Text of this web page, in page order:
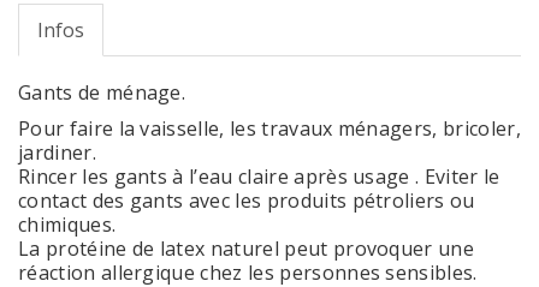
Infos
Gants de ménage.
Pour faire la vaisselle, les travaux ménagers, bricoler,
jardiner.
Rincer les gants à l’eau claire après usage . Eviter le
contact des gants avec les produits pétroliers ou
chimiques.
La protéine de latex naturel peut provoquer une
réaction allergique chez les personnes sensibles.